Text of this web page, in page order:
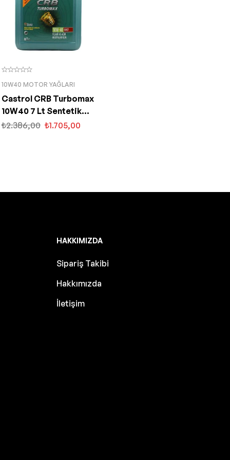
10W40 MOTOR YAĞLARI
Castrol CRB Turbomax
10W40 7 Lt Sentetik
Motor Yağı
₺2.386,00 ₺1.705,00
HAKKIMIZDA
Sipariş Takibi
Hakkımızda
İletişim